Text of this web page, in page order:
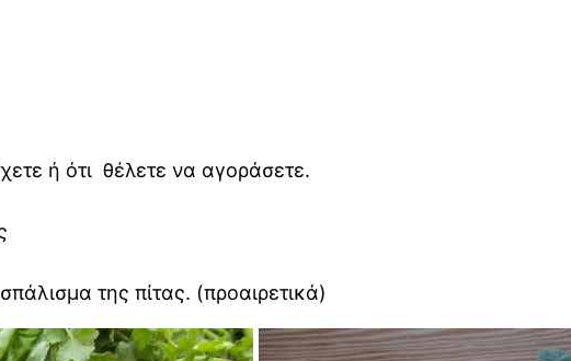
ή ότι θέλετε να αγοράσετε.
της πίτας. (προαιρετικά)